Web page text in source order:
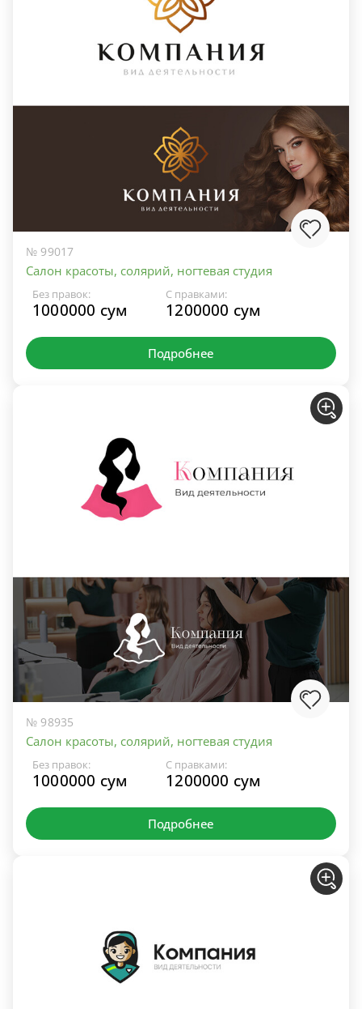
№ 99017
Салон красоты, солярий, ногтевая студия
Без правок:
1000000 сум
С правками:
1200000 сум
Подробнее
№ 98935
Салон красоты, солярий, ногтевая студия
Без правок:
1000000 сум
С правками:
1200000 сум
Подробнее